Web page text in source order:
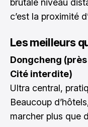
brutale niveau
c’est la proximité
Les meilleurs
Dongcheng
Cité interdite)
Ultra central,
Beaucoup
marcher plus que